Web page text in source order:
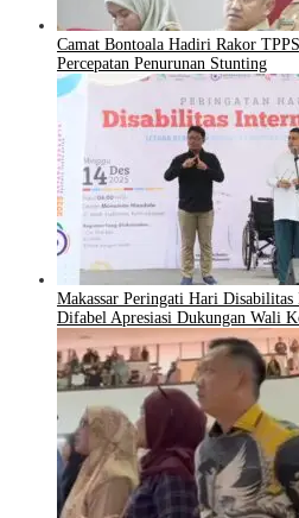
Camat Bontoala Hadiri Rakor
Percepatan Penurunan Stunting
Makassar Peringati Hari
Difabel Apresiasi Dukungan Wali